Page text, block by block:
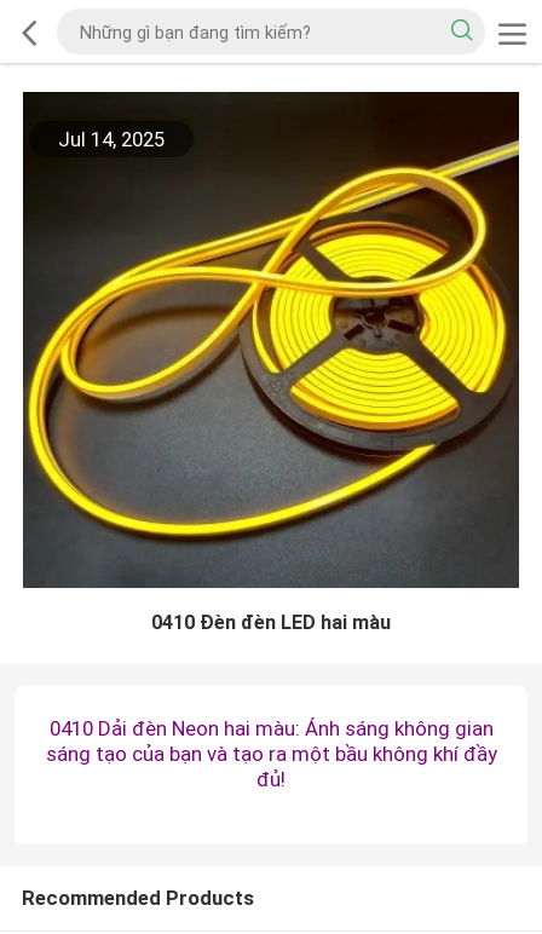
Jul 14, 2025
0410 Đèn đèn LED hai màu
0410 Dải đèn Neon hai màu: Ánh sáng không gian
sáng tạo của bạn và tạo ra một bầu không khí đầy
đủ!
Recommended Products